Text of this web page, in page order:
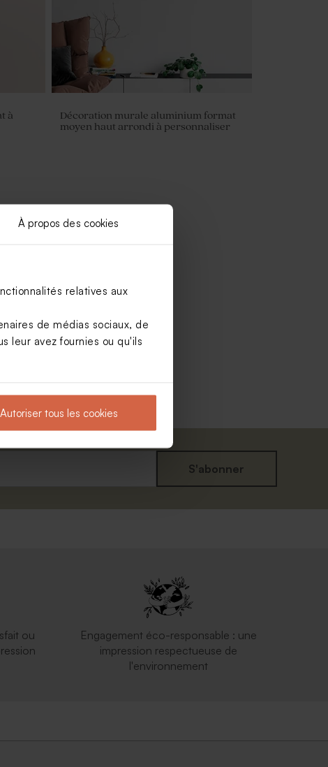
À propos des cookies
relatives aux
de médias sociaux, de
leur avez fournies ou qu'ils
Autoriser tous les cookies
à
Décoration murale aluminium format
moyen haut arrondi à personnaliser
S'abonner
ou
Engagement éco-responsable : une
impression respectueuse de
l'environnement